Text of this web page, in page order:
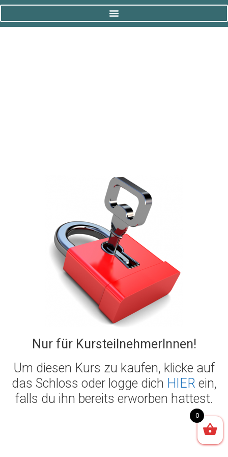
Nur für KursteilnehmerInnen!
Um diesen Kurs zu kaufen, klicke auf
das Schloss oder logge dich HIER ein,
falls du ihn bereits erworben hattest.
0